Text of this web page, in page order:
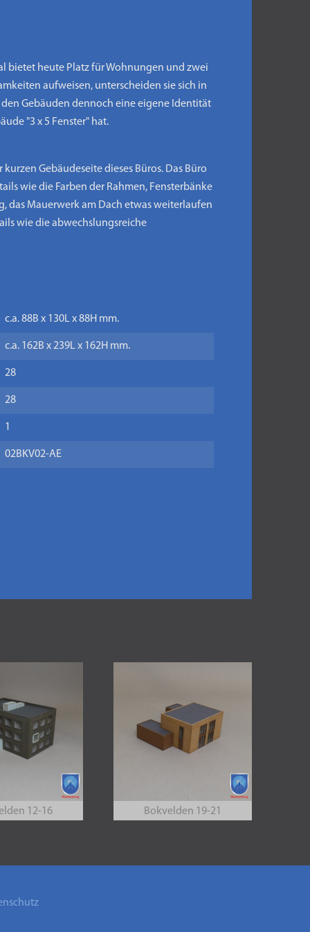
bietet heute Platz für Wohnungen und zwei
aufweisen, unterscheiden sie sich in
Gebäuden dennoch eine eigene Identität
"3 x 5 Fenster" hat.
Gebäudeseite dieses Büros. Das Büro
wie die Farben der Rahmen, Fensterbänke
das Mauerwerk am Dach etwas weiterlaufen
wie die abwechslungsreiche
c.a. 88B x 130L x 88H mm.
c.a. 162B x 239L x 162H mm.
28
28
1
02BKV02-AE
12-16 Bokvelden 19-21